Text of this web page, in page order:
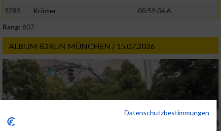
5285
Krömer
00:59:04.6
Rang: 607.
ALBUM B2RUN MÜNCHEN / 15.07.2026
Datenschutzbestimmungen